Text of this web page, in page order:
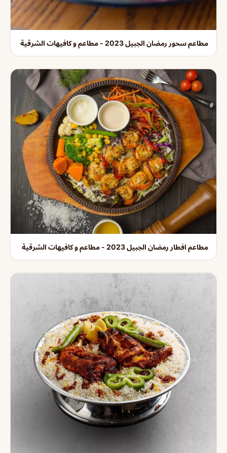
مطاعم سحور رمضان الجبيل 2023 - مطاعم و كافيهات الشرقية
مطاعم افطار رمضان الجبيل 2023 - مطاعم و كافيهات الشرقية